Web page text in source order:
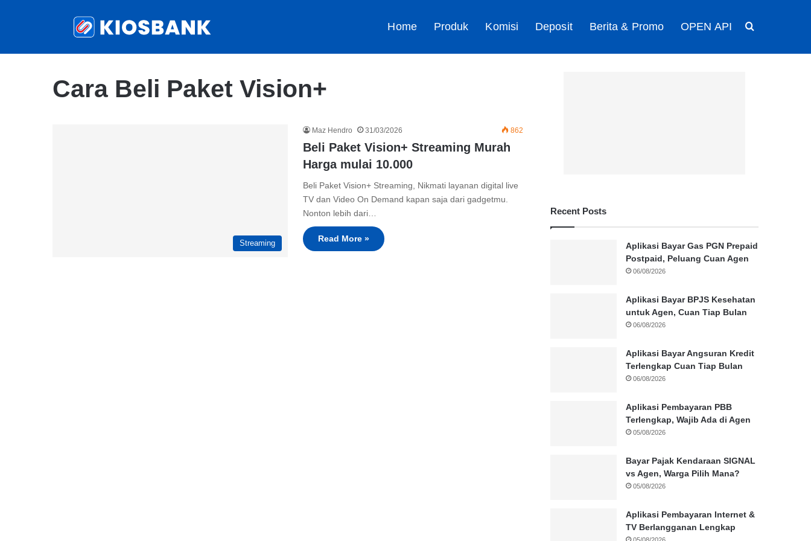
Home Produk Komisi Deposit Berita & Promo OPEN API
Cara Beli Paket Vision+
Streaming
Maz Hendro 31/03/2026 862
Beli Paket Vision+ Streaming Murah
Harga mulai 10.000
Beli Paket Vision+ Streaming, Nikmati layanan digital live
TV dan Video On Demand kapan saja dari gadgetmu.
Nonton lebih dari…
Read More »
Recent Posts
Aplikasi Bayar Gas PGN Prepaid
Postpaid, Peluang Cuan Agen
06/08/2026
Aplikasi Bayar BPJS Kesehatan
untuk Agen, Cuan Tiap Bulan
06/08/2026
Aplikasi Bayar Angsuran Kredit
Terlengkap Cuan Tiap Bulan
06/08/2026
Aplikasi Pembayaran PBB
Terlengkap, Wajib Ada di Agen
05/08/2026
Bayar Pajak Kendaraan SIGNAL
vs Agen, Warga Pilih Mana?
05/08/2026
Aplikasi Pembayaran Internet &
TV Berlangganan Lengkap